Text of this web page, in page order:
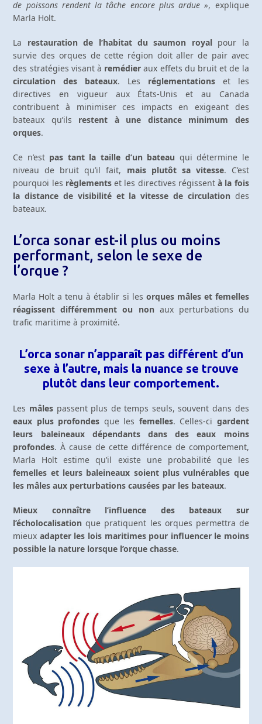
de poissons rendent la tâche encore plus ardue », explique
Marla Holt.
La restauration de l’habitat du saumon royalpour la
survie des orques de cette région doit aller de pair avec
des stratégies visant à remédier aux effets du bruit et de la
circulation des bateaux. Les réglementationset les
directives en vigueur aux États-Unis et au Canada
contribuent à minimiser ces impacts en exigeant des
bateaux qu’ils restent à une distance minimum des
orques.
Ce n’estpas tant la taille d’un bateau qui détermine le
niveau de bruit qu’il fait, mais plutôt sa vitesse. C’est
pourquoi les règlementset les directives régissentà la fois
la distance de visibilité et la vitesse de circulationdes
bateaux.
L’orca sonar est-il plus ou moins
performant, selon le sexe de
l’orque ?
Marla Holt a tenu à établir si les orques mâles et femelles
réagissent différemment ou nonaux perturbations du
trafic maritime à proximité.
L’orca sonar n’apparaît pas différent d’un
sexe à l’autre, mais la nuance se trouve
plutôt dans leur comportement.
Les mâlespassent plus de temps seuls, souvent dans des
eaux plus profondes que les femelles. Celles-ci gardent
leurs baleineaux dépendants dans des eaux moins
profondes. À cause de cette différence de comportement,
Marla Holt estime qu’il existe une probabilité que les
femelles et leurs baleineaux soient plus vulnérables que
les mâles aux perturbations causées par les bateaux.
Mieux connaître l’influence des bateaux sur
l’écholocalisation que pratiquent les orques permettra de
mieux adapter les lois maritimes pour influencer le moins
possible la nature lorsque l’orque chasse.